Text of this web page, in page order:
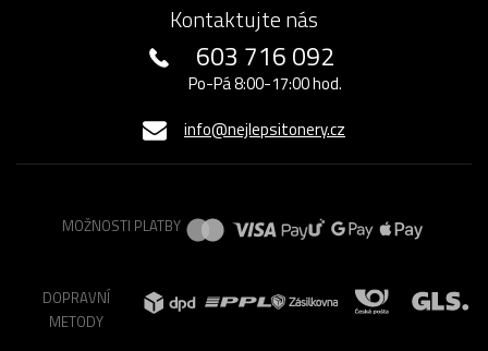
Kontaktujte nás
603 716 092
Po-Pá 8:00-17:00 hod.
info@nejlepsitonery.cz
MOŽNOSTI PLATBY
DOPRAVNÍ
METODY